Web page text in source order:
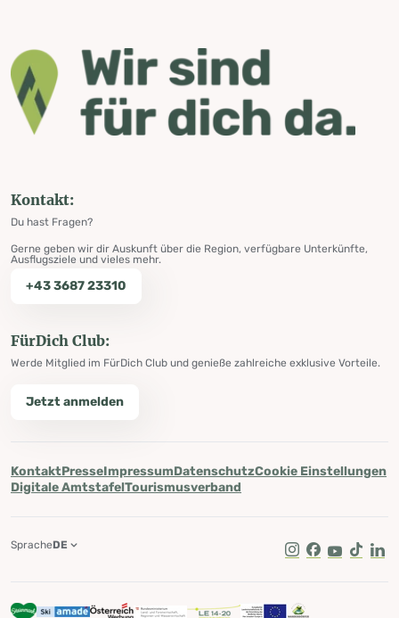
Kontakt:
Du hast Fragen?
Gerne geben wir dir Auskunft über die Region, verfügbare Unterkünfte,
Ausflugsziele und vieles mehr.
+43 3687 23310
FürDich Club:
Werde Mitglied im FürDich Club und genieße zahlreiche exklusive Vorteile.
Jetzt anmelden
KontaktPresseImpressumDatenschutzCookie Einstellungen
Digitale AmtstafelTourismusverband
Instagram
Facebook
Youtube
Tik Tok
SpracheDE